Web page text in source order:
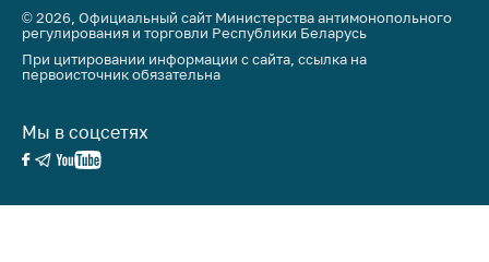
Рекомендации по
предотвращению
распространения
общественного
питания, бытового
© 2026, Официальный сайт Министерства антимонопольного
регулирования и торговли Республики Беларусь
При цитировании информации с сайта, ссылка на
первоисточник обязательна
Мы в соцсетях